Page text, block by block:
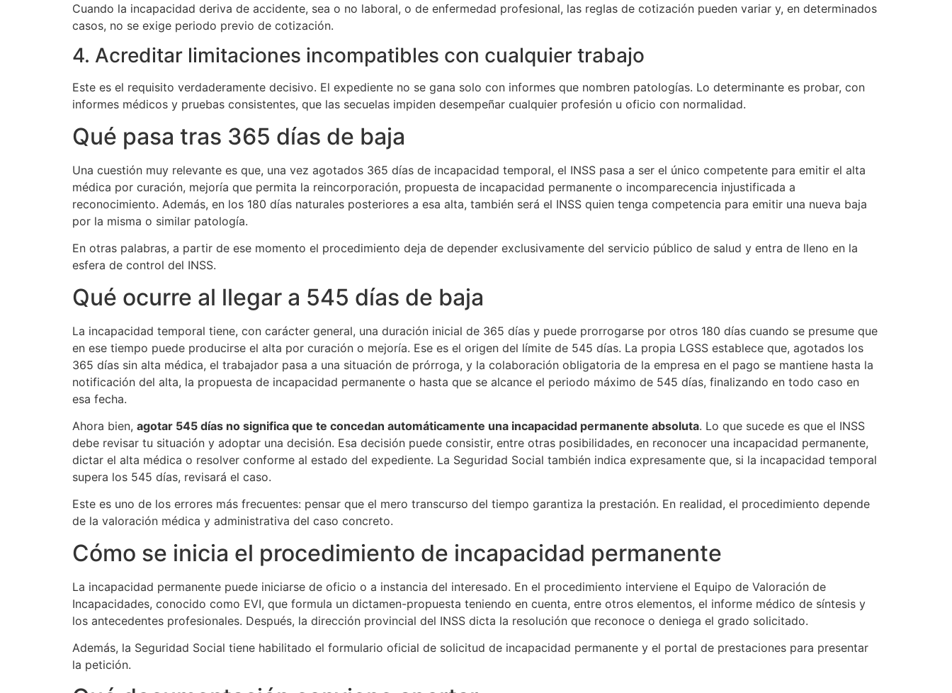
Cuando la incapacidad deriva de accidente, sea o no laboral, o de enfermedad profesional, las reglas de cotización pueden variar y, en determinados
casos, no se exige periodo previo de cotización.
4. Acreditar limitaciones incompatibles con cualquier trabajo
Este es el requisito verdaderamente decisivo. El expediente no se gana solo con informes que nombren patologías. Lo determinante es probar, con
informes médicos y pruebas consistentes, que las secuelas impiden desempeñar cualquier profesión u oficio con normalidad.
Qué pasa tras 365 días de baja
Una cuestión muy relevante es que, una vez agotados 365 días de incapacidad temporal, el INSS pasa a ser el único competente para emitir el alta
médica por curación, mejoría que permita la reincorporación, propuesta de incapacidad permanente o incomparecencia injustificada a
reconocimiento. Además, en los 180 días naturales posteriores a esa alta, también será el INSS quien tenga competencia para emitir una nueva baja
por la misma o similar patología.
En otras palabras, a partir de ese momento el procedimiento deja de depender exclusivamente del servicio público de salud y entra de lleno en la
esfera de control del INSS.
Qué ocurre al llegar a 545 días de baja
La incapacidad temporal tiene, con carácter general, una duración inicial de 365 días y puede prorrogarse por otros 180 días cuando se presume que
en ese tiempo puede producirse el alta por curación o mejoría. Ese es el origen del límite de 545 días. La propia LGSS establece que, agotados los
365 días sin alta médica, el trabajador pasa a una situación de prórroga, y la colaboración obligatoria de la empresa en el pago se mantiene hasta la
notificación del alta, la propuesta de incapacidad permanente o hasta que se alcance el periodo máximo de 545 días, finalizando en todo caso en
esa fecha.
Ahora bien, agotar 545 días no significa que te concedan automáticamente una incapacidad permanente absoluta. Lo que sucede es que el INSS
debe revisar tu situación y adoptar una decisión. Esa decisión puede consistir, entre otras posibilidades, en reconocer una incapacidad permanente,
dictar el alta médica o resolver conforme al estado del expediente. La Seguridad Social también indica expresamente que, si la incapacidad temporal
supera los 545 días, revisará el caso.
Este es uno de los errores más frecuentes: pensar que el mero transcurso del tiempo garantiza la prestación. En realidad, el procedimiento depende
de la valoración médica y administrativa del caso concreto.
Cómo se inicia el procedimiento de incapacidad permanente
La incapacidad permanente puede iniciarse de oficio o a instancia del interesado. En el procedimiento interviene el Equipo de Valoración de
Incapacidades, conocido como EVI, que formula un dictamen-propuesta teniendo en cuenta, entre otros elementos, el informe médico de síntesis y
los antecedentes profesionales. Después, la dirección provincial del INSS dicta la resolución que reconoce o deniega el grado solicitado.
Además, la Seguridad Social tiene habilitado el formulario oficial de solicitud de incapacidad permanente y el portal de prestaciones para presentar
la petición.